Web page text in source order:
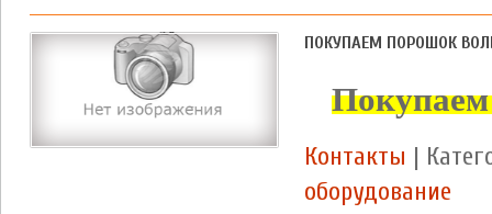
ПОКУПАЕМ ПОРОШОК
Контакты |
оборудование